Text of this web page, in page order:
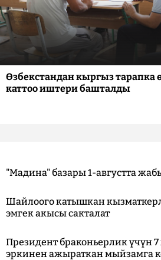
Өзбекстандан кыргыз тарапка
каттоо иштери башталды
"Мадина" базары 1-августта
Шайлоого катышкан
эмгек акысы сакталат
Президент браконьерлик үчүн
эркинен ажыраткан мыйзамга